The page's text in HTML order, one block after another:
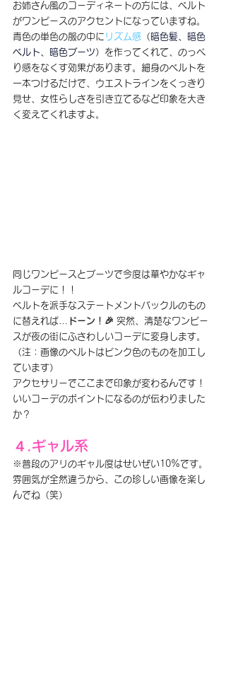
お姉さん風のコーディネートの方には、ベルト
がワンピースのアクセントになっていますね。
青色の単色の服の中に リズム感 （暗色髪、 暗色
ベルト、 暗色ブーツ）を作ってくれて、のっぺ
り感をなくす効果があります。細身のベルトを
一本つけるだけで、ウエストラインをくっきり
見せ、女性らしさを引き立てるなど印象を大き
く変えてくれますよ。
同じワンピースとブーツで今度は華やかなギャ
ルコーデに！！
ベルトを派手なステートメントバックルのもの
に替えれば…
ドーン！🎉 突然、清楚なワンピー
スが夜の街にふさわしいコーデに変身します。
（注：画像のベルトはピンク色のものを加工し
ています）
アクセサリーでここまで印象が変わるんです！
いいコーデのポイントになるのが伝わりました
か？
４.ギャル系
※普段のアリのギャル度はせいぜい10%です。
雰囲気が全然違うから、この珍しい画像を楽し
んでね（笑）